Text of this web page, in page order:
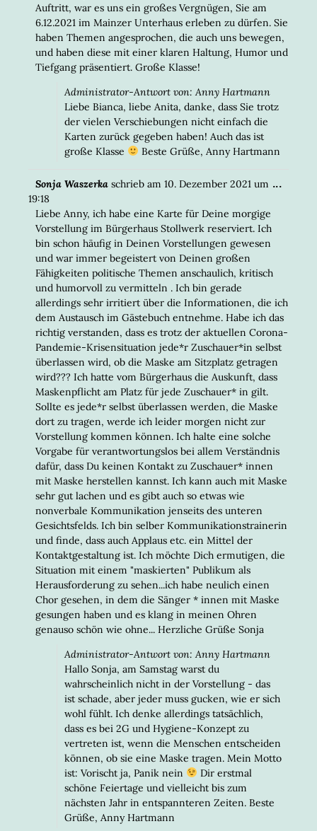
Auftritt, war es uns ein großes Vergnügen, Sie am
6.12.2021 im Mainzer Unterhaus erleben zu dürfen. Sie
haben Themen angesprochen, die auch uns bewegen,
und haben diese mit einer klaren Haltung, Humor und
Tiefgang präsentiert. Große Klasse!
Administrator-Antwort von: Anny Hartmann
Liebe Bianca, liebe Anita, danke, dass Sie trotz
der vielen Verschiebungen nicht einfach die
Karten zurück gegeben haben! Auch das ist
große Klasse
Beste Grüße, Anny Hartmann
Sonja Waszerka schrieb am 10. Dezember 2021 um
19:18
Liebe Anny, ich habe eine Karte für Deine morgige
Vorstellung im Bürgerhaus Stollwerk reserviert. Ich
bin schon häufig in Deinen Vorstellungen gewesen
und war immer begeistert von Deinen großen
Fähigkeiten politische Themen anschaulich, kritisch
und humorvoll zu vermitteln . Ich bin gerade
allerdings sehr irritiert über die Informationen, die ich
dem Austausch im Gästebuch entnehme. Habe ich das
richtig verstanden, dass es trotz der aktuellen Corona-
Pandemie-Krisensituation jede*r Zuschauer*in selbst
überlassen wird, ob die Maske am Sitzplatz getragen
wird??? Ich hatte vom Bürgerhaus die Auskunft, dass
Maskenpflicht am Platz für jede Zuschauer* in gilt.
Sollte es jede*r selbst überlassen werden, die Maske
dort zu tragen, werde ich leider morgen nicht zur
Vorstellung kommen können. Ich halte eine solche
Vorgabe für verantwortungslos bei allem Verständnis
dafür, dass Du keinen Kontakt zu Zuschauer* innen
mit Maske herstellen kannst. Ich kann auch mit Maske
sehr gut lachen und es gibt auch so etwas wie
nonverbale Kommunikation jenseits des unteren
Gesichtsfelds. Ich bin selber Kommunikationstrainerin
und finde, dass auch Applaus etc. ein Mittel der
Kontaktgestaltung ist. Ich möchte Dich ermutigen, die
Situation mit einem "maskierten" Publikum als
Herausforderung zu sehen...ich habe neulich einen
Chor gesehen, in dem die Sänger * innen mit Maske
gesungen haben und es klang in meinen Ohren
genauso schön wie ohne... Herzliche Grüße Sonja
Administrator-Antwort von: Anny Hartmann
Hallo Sonja, am Samstag warst du
wahrscheinlich nicht in der Vorstellung - das
ist schade, aber jeder muss gucken, wie er sich
wohl fühlt. Ich denke allerdings tatsächlich,
dass es bei 2G und Hygiene-Konzept zu
vertreten ist, wenn die Menschen entscheiden
können, ob sie eine Maske tragen. Mein Motto
ist: Vorischt ja, Panik nein
Dir erstmal
schöne Feiertage und vielleicht bis zum
nächsten Jahr in entspannteren Zeiten. Beste
Grüße, Anny Hartmann
...DIESE